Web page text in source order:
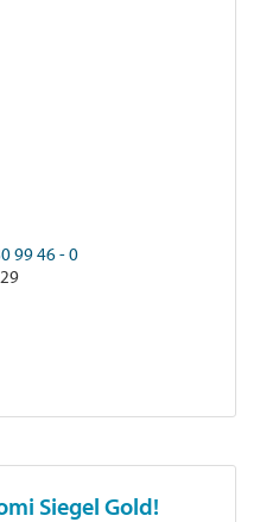
99 46 - 0
Siegel Gold!